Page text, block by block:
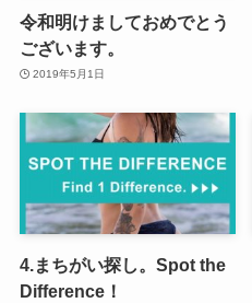
令和明けましておめでとう
ございます。
2019年5月1日
4.まちがい探し。Spot the
Difference！